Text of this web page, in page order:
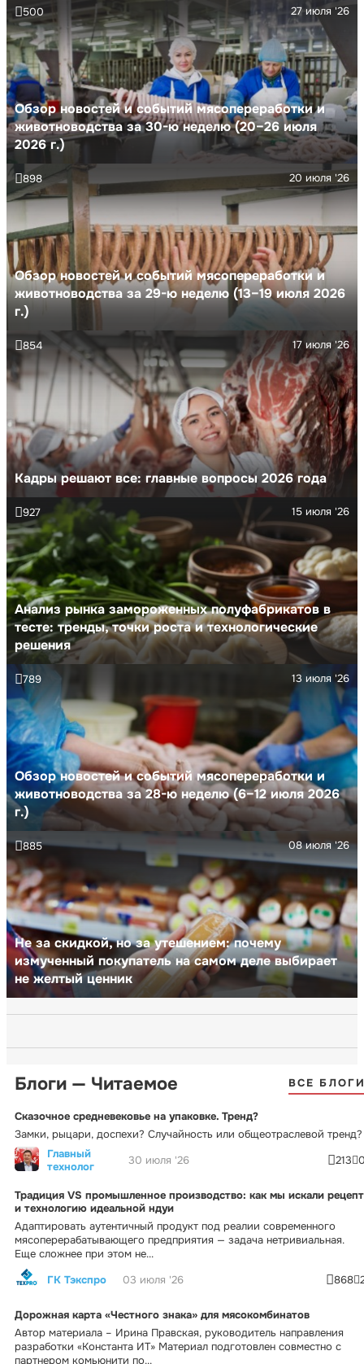
Обзор новостей и событий мясопереработки и
животноводства за 30-ю неделю (20–26 июля
2026 г.)
27 июля '26
500
Обзор новостей и событий мясопереработки и
животноводства за 29-ю неделю (13–19 июля 2026
г.)
20 июля '26
898
Кадры решают все: главные вопросы 2026 года
17 июля '26
854
Анализ рынка замороженных полуфабрикатов в
тесте: тренды, точки роста и технологические
решения
15 июля '26
927
Обзор новостей и событий мясопереработки и
животноводства за 28-ю неделю (6–12 июля 2026
г.)
13 июля '26
789
Не за скидкой, но за утешением: почему
измученный покупатель на самом деле выбирает
не желтый ценник
08 июля '26
885
Блоги — Читаемое ВСЕ
Сказочное средневековье на упаковке. Тренд?
Замки, рыцари, доспехи? Случайность или общеотраслевой тренд?
Главный
технолог
30 июля '26 213
Традиция VS промышленное производство: как мы искали рецепт
и технологию идеальной ндуи
Адаптировать аутентичный продукт под реалии современного
мясоперерабатывающего предприятия — задача нетривиальная.
Еще сложнее при этом не...
ГК Тэкспро
03 июля '26 868
Дорожная карта «Честного знака» для мясокомбинатов
Автор материала – Ирина Правская, руководитель направления
разработки «Константа ИТ» Материал подготовлен совместно с
партнером комьюнити по...